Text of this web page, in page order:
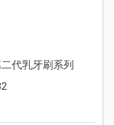
代乳牙刷系列